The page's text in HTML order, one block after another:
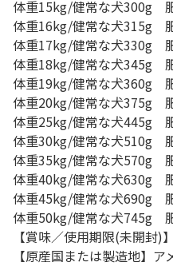
体重15kg/健常な犬300g
体重16kg/健常な犬315g
体重17kg/健常な犬330g
体重18kg/健常な犬345g
体重19kg/健常な犬360g
体重20kg/健常な犬375g
体重25kg/健常な犬445g
体重30kg/健常な犬510g
体重35kg/健常な犬570g
体重40kg/健常な犬630g
体重45kg/健常な犬690g
体重50kg/健常な犬745g
【賞味／使用期限(未開封)
【原産国または製造地】ア